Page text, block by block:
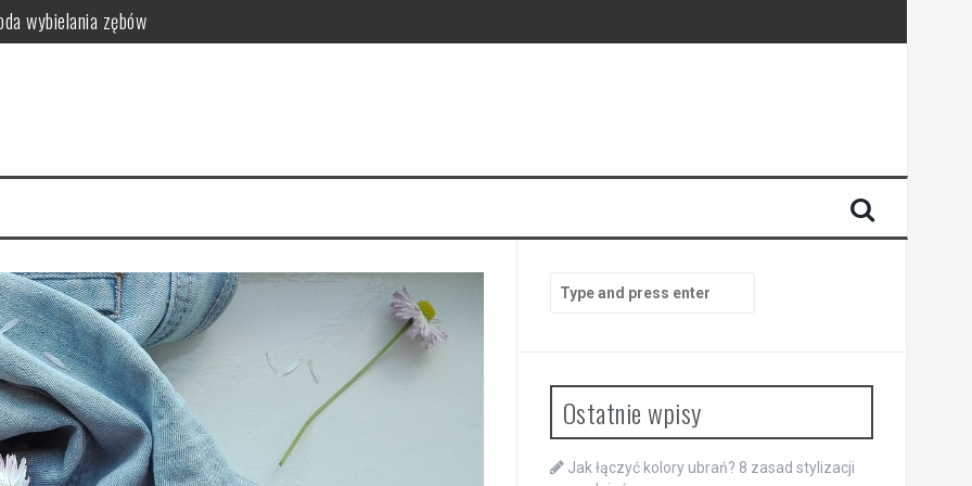
wybielania zębów
styl?
na co dzień
for:
Ostatnie wpisy
Jak łączyć kolory ubrań? 8 zasad stylizacji